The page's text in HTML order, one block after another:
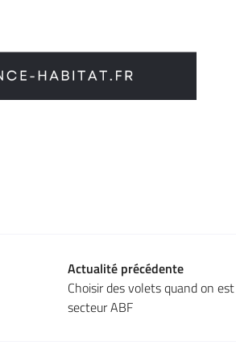
Actualité précédente
Choisir des volets quand on
secteur ABF